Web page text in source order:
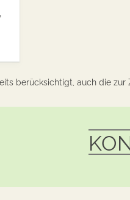
berücksichtigt, auch die zur